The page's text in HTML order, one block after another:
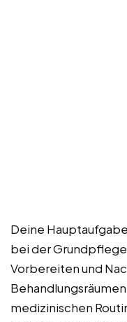
Deine
bei der
Vorbereiten und
medizinischen